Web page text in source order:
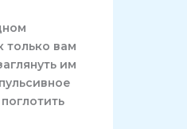
только вам
им